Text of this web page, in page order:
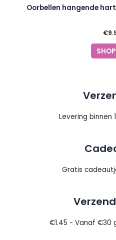
Oorbellen hangende
€
Levering binnen
Gratis
€1.45 - Vanaf €30